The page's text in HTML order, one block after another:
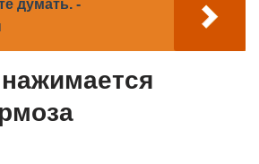
думать. -